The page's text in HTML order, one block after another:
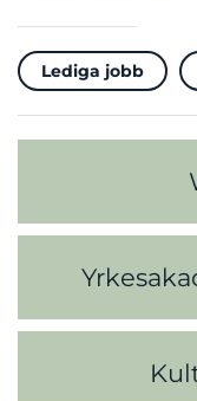
Lediga jobb